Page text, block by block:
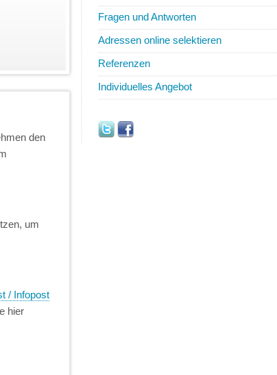
den
um
/ Infopost
hier
Fragen und Antworten
Adressen online selektieren
Referenzen
Individuelles Angebot